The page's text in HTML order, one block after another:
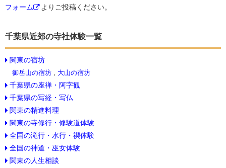
フォーム
よりご投稿ください。
千葉県近郊の寺社体験一覧
関東の宿坊
御岳山の宿坊 大山の宿坊
千葉県の座禅・阿字観
千葉県の写経・写仏
関東の精進料理
関東の寺修行・修験道体験
全国の滝行・水行・禊体験
全国の神道・巫女体験
関東の人生相談